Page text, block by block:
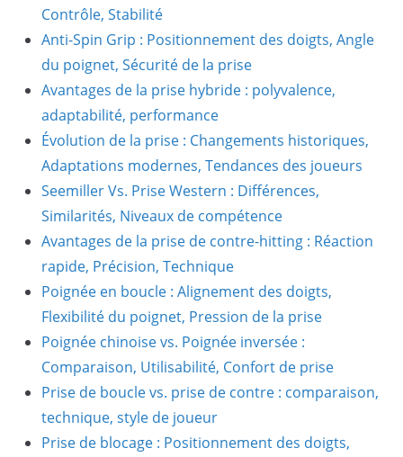
Contrôle, Stabilité
Anti-Spin Grip : Positionnement des doigts, Angle
du poignet, Sécurité de la prise
Avantages de la prise hybride : polyvalence,
adaptabilité, performance
Évolution de la prise : Changements historiques,
Adaptations modernes, Tendances des joueurs
Seemiller Vs. Prise Western : Différences,
Similarités, Niveaux de compétence
Avantages de la prise de contre-hitting : Réaction
rapide, Précision, Technique
Poignée en boucle : Alignement des doigts,
Flexibilité du poignet, Pression de la prise
Poignée chinoise vs. Poignée inversée :
Comparaison, Utilisabilité, Confort de prise
Prise de boucle vs. prise de contre : comparaison,
technique, style de joueur
Prise de blocage : Positionnement des doigts,